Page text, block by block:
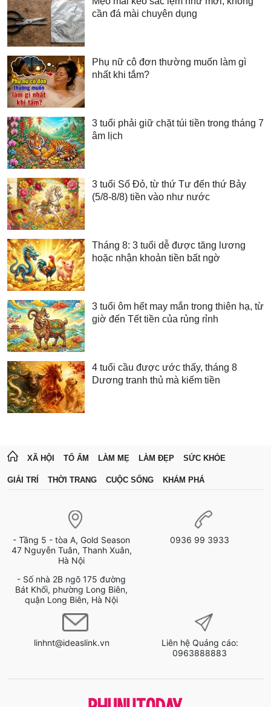
cần đá mài chuyên dụng
Phụ nữ cô đơn thường muốn làm gì
nhất khi tắm?
3 tuổi phải giữ chặt túi tiền trong tháng 7
âm lịch
3 tuổi Số Đỏ, từ thứ Tư đến thứ Bảy
(5/8-8/8) tiền vào như nước
Tháng 8: 3 tuổi dễ được tăng lương
hoặc nhận khoản tiền bất ngờ
3 tuổi ôm hết may mắn trong thiên hạ, từ
giờ đến Tết tiền của rủng rỉnh
4 tuổi cầu được ước thấy, tháng 8
Dương tranh thủ mà kiếm tiền
XÃ HỘI TỔ ẤM LÀM MẸ LÀM ĐẸP SỨC KHỎE
GIẢI TRÍ THỜI TRANG CUỘC SỐNG KHÁM PHÁ
- Tầng 5 - tòa A, Gold Season
47 Nguyễn Tuân, Thanh Xuân,
Hà Nội
- Số nhà 2B ngõ 175 đường
Bát Khối, phường Long Biên,
quận Long Biên, Hà Nội
0936 99 3933
linhnt@ideaslink.vn
Liên hệ Quảng cáo:
0963888883